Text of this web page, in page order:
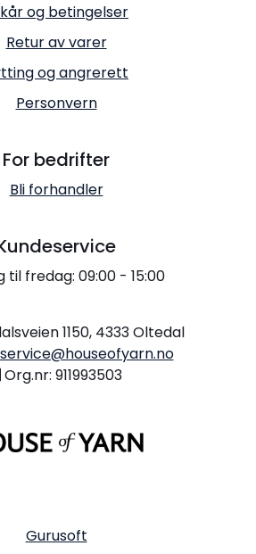
og betingelser
Retur av varer
og angrerett
Personvern
For bedrifter
Bli forhandler
til fredag: 09:00 - 15:00
1150, 4333 Oltedal
Org.nr: 911993503
Gurusoft